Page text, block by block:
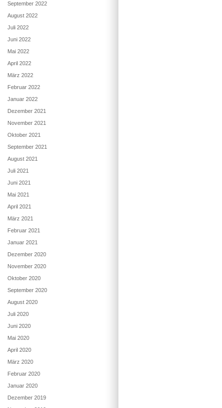
September 2022
August 2022
Juli 2022
Juni 2022
Mai 2022
April 2022
März 2022
Februar 2022
Januar 2022
Dezember 2021
November 2021
Oktober 2021
September 2021
August 2021
Juli 2021
Juni 2021
Mai 2021
April 2021
März 2021
Februar 2021
Januar 2021
Dezember 2020
November 2020
Oktober 2020
September 2020
August 2020
Juli 2020
Juni 2020
Mai 2020
April 2020
März 2020
Februar 2020
Januar 2020
Dezember 2019